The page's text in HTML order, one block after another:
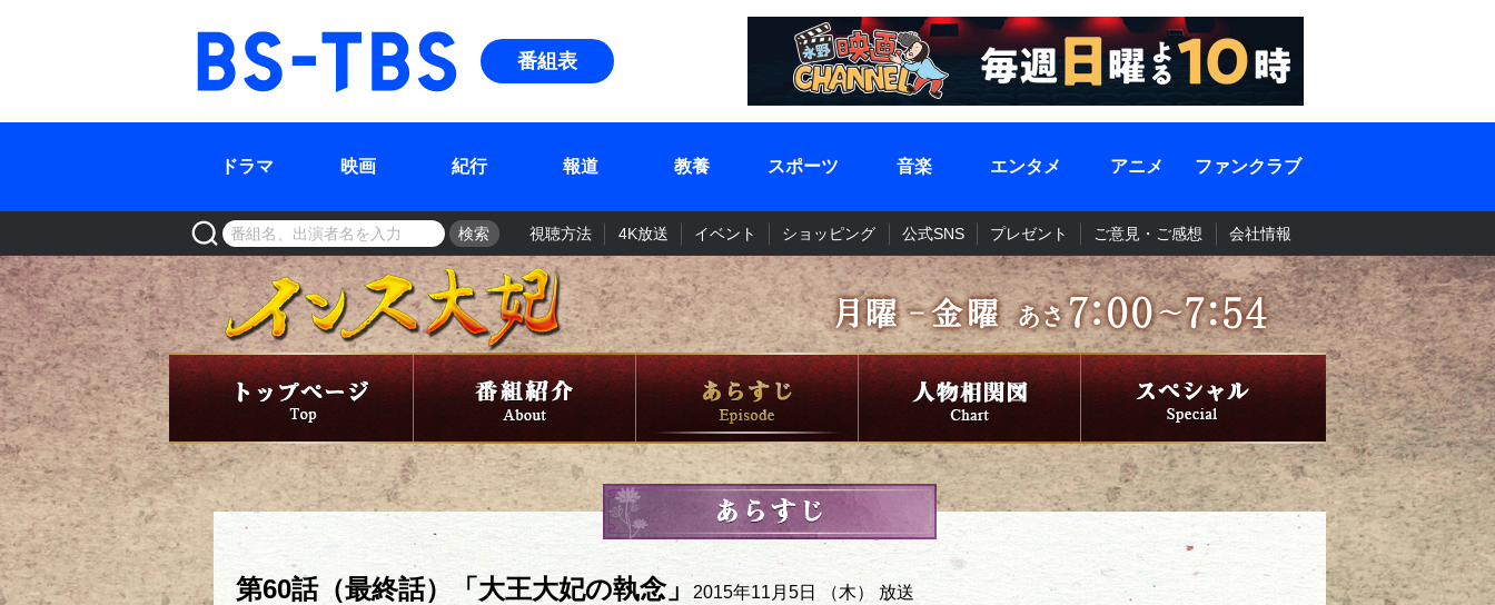
BS-TBS
番組表
ドラマ 映画 紀行 報道 教養 スポーツ 音楽 エンタメ アニメ ファンクラブ
検索 視聴方法 4K放送 イベント ショッピング 公式SNS プレゼント ご意見・ご感想 会社情報
第60話（最終話）「大王大妃の執念」 2015年11月5日 （木） 放送